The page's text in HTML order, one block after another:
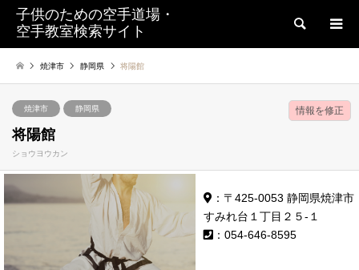
子供のための空手道場・
空手教室検索サイト
検索
焼津市 静岡県 将陽館
焼津市 静岡県 情報を修正
将陽館
ショウヨウカン
：〒425-0053 静岡県焼津市
すみれ台１丁目２５-１
：054-646-8595